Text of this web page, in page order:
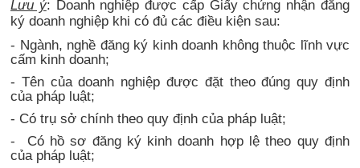
Lưu ý: Doanh nghiệp được cấp Giấy chứng nhận đăng
ký doanh nghiệp khi có đủ các điều kiện sau:
- Ngành, nghề đăng ký kinh doanh không thuộc lĩnh vực
cấm kinh doanh;
- Tên của doanh nghiệp được đặt theo đúng quy định
của pháp luật;
- Có trụ sở chính theo quy định của pháp luật;
- Có hồ sơ đăng ký kinh doanh hợp lệ theo quy định
của pháp luật;